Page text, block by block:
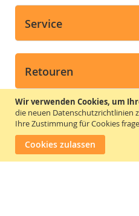
Wir verwenden Cookies, um
die neuen Datenschutzrichtlinien
Ihre Zustimmung für Cookies
Cookies zulassen
Service
Retouren
➤Widerruf und Retouren
➤Widerrufsrecht
➤Widerrufsformular
Vertrag widerrufen